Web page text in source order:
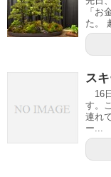
「お
た。
ス
16
す。
連れ
ー...